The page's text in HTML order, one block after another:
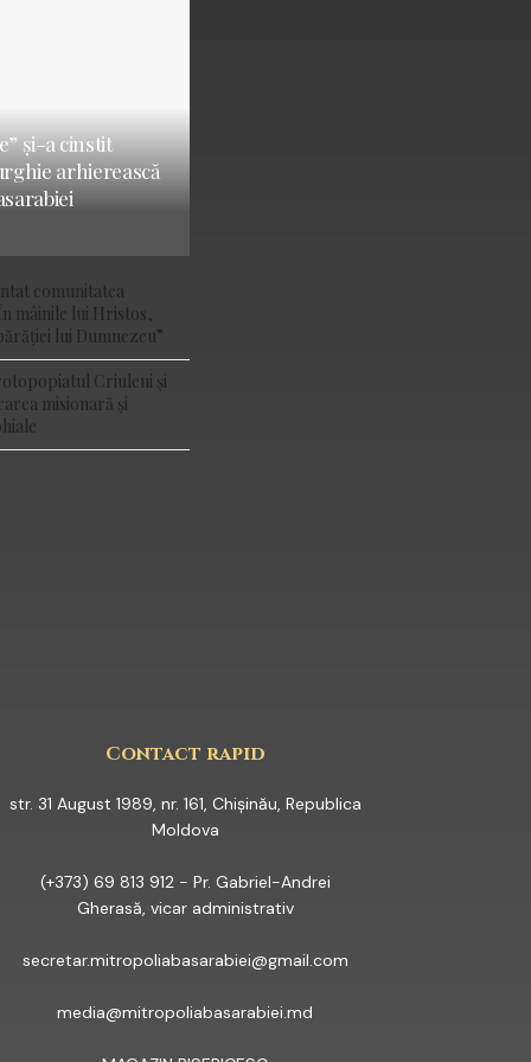
și-a cinstit
arhierească
comunitatea
mâinile lui Hristos,
lui Dumnezeu”
Criuleni și
misionară și
Contact rapid
str. 31 August 1989, nr. 161, Chișinău, Republica
Moldova
(+373) 69 813 912 - Pr. Gabriel-Andrei
Gherasă, vicar administrativ
secretar.mitropoliabasarabiei@gmail.com
media@mitropoliabasarabiei.md